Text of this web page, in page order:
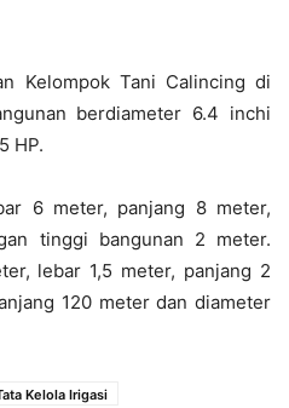
Kelompok Tani Calincing di
berdiameter 6.4 inchi
HP.
6 meter, panjang 8 meter,
tinggi bangunan 2 meter.
lebar 1,5 meter, panjang 2
120 meter dan diameter
Kelola Irigasi